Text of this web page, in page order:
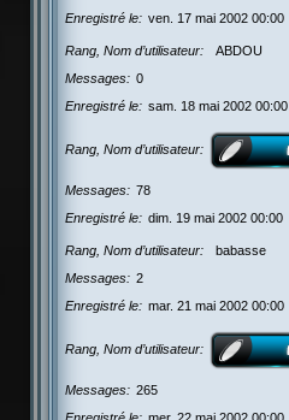
Enregistré le
ven. 17 mai 2002 00:00
Rang, Nom d’utilisateur
ABDOU
Messages
0
Enregistré le
sam. 18 mai 2002 00:00
Rang, Nom d’utilisateur
Messages
78
Enregistré le
dim. 19 mai 2002 00:00
Rang, Nom d’utilisateur
babasse
Messages
2
Enregistré le
mar. 21 mai 2002 00:00
Rang, Nom d’utilisateur
Messages
265